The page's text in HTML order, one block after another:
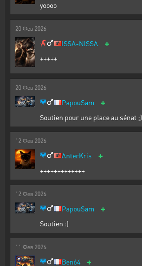
yoooo
20 Фев 2026
ISSA-NISSA +
+++++
20 Фев 2026
PapouSam +
Soutien pour une place au sénat ;)
12 Фев 2026
AnterKris +
+++++++++++++
12 Фев 2026
PapouSam +
Soutien :)
11 Фев 2026
Ben64 +